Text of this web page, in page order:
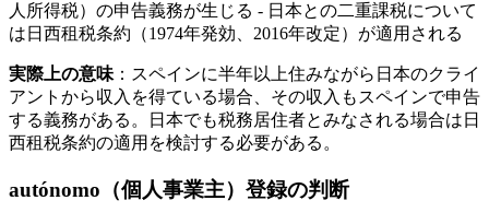
人所得税）の申告義務が生じる - 日本との二重課税について
は日西租税条約（1974年発効、2016年改定）が適用される
実際上の意味 ：スペインに半年以上住みながら日本のクライ
アントから収入を得ている場合、その収入もスペインで申告
する義務がある。日本でも税務居住者とみなされる場合は日
西租税条約の適用を検討する必要がある。
autónomo（個人事業主）登録の判断